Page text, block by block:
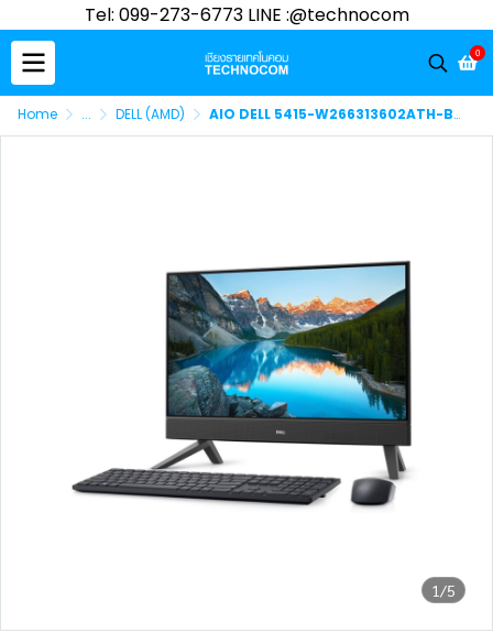
Tel: 099-273-6773 LINE :@technocom
0
Home ... DELL (AMD) AIO DELL 5415-W266313602ATH-BK-W AMD R5-5625U/8GB/512GB M.2/ WIN 11 HOME+ OFFICE HOME STUDENT2021
1/5